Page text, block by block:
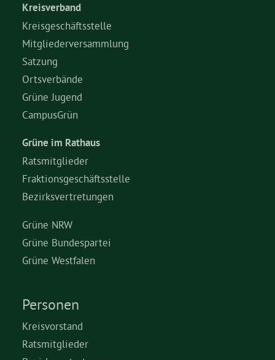
CampusGrün
Aktuelles
Termine
Kontakt
Kreisverband
Kreisgeschäftsstelle
Mitgliederversammlung
Satzung
Ortsverbände
Grüne Jugend
CampusGrün
Grüne im Rathaus
Ratsmitglieder
Fraktionsgeschäftsstelle
Bezirksvertretungen
Grüne NRW
Grüne Bundespartei
Grüne Westfalen
Personen
Kreisvorstand
Ratsmitglieder